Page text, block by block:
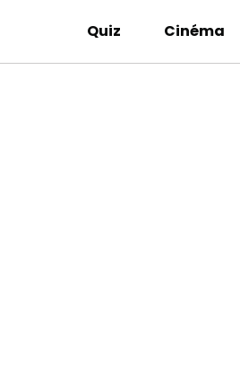
Quiz Cinéma